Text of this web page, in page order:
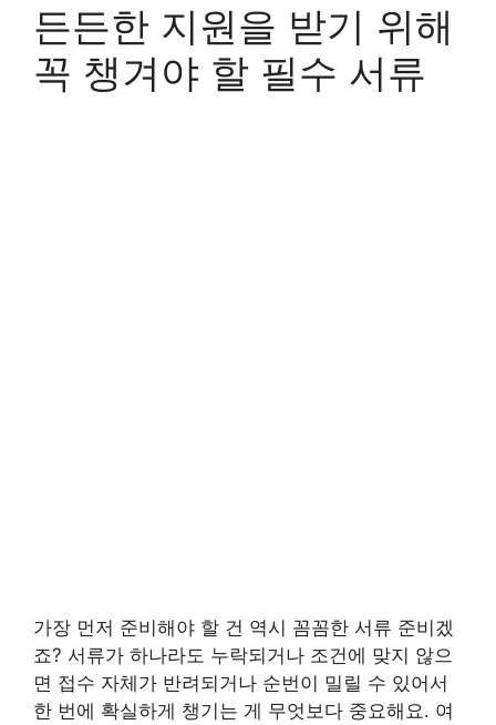
든든한 지원을 받기 위해
꼭 챙겨야 할 필수 서류
가장 먼저 준비해야 할 건 역시 꼼꼼한 서류 준비겠
죠? 서류가 하나라도 누락되거나 조건에 맞지 않으
면 접수 자체가 반려되거나 순번이 밀릴 수 있어서
한 번에 확실하게 챙기는 게 무엇보다 중요해요. 여